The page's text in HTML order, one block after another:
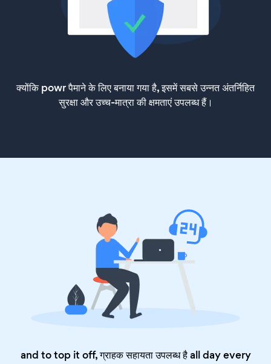
क्योंकि powr पैमाने के लिए बनाया गया है, इसमें सबसे उन्नत अंतर्निहित
सुरक्षा और उच्च-मात्रा की क्षमताएं उपलब्ध हैं।
and to top it off, ग्राहक सहायता उपलब्ध है all day every